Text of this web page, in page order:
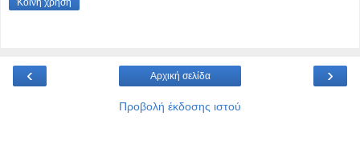
Κοινή χρήση
‹ ›
Αρχική σελίδα
Προβολή έκδοσης ιστού